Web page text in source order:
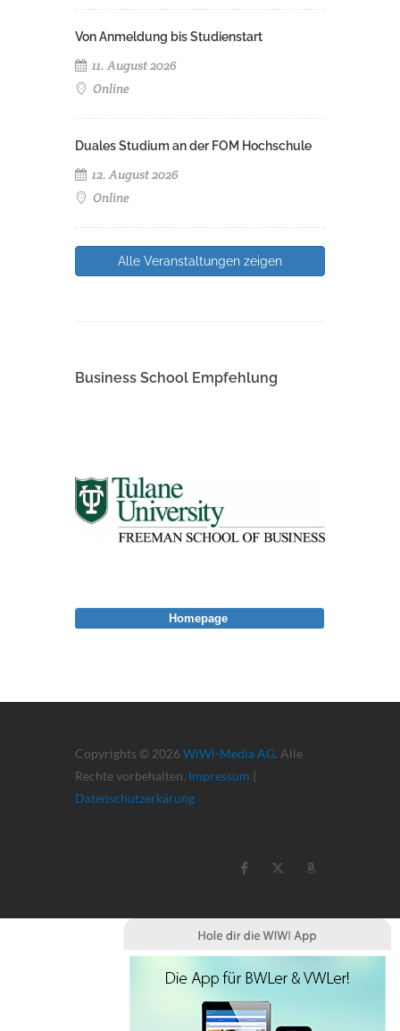
Von Anmeldung bis Studienstart
11. August 2026
Online
Duales Studium an der FOM Hochschule
12. August 2026
Online
Alle Veranstaltungen zeigen
Business School Empfehlung
Copyrights © 2026 WiWi-Media AG. Alle
Rechte vorbehalten. Impressum |
Datenschutzerkärung
Homepage